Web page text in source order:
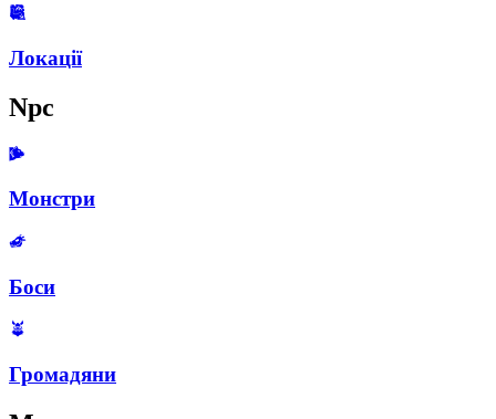
Локації
Npc
Монстри
Боси
Громадяни